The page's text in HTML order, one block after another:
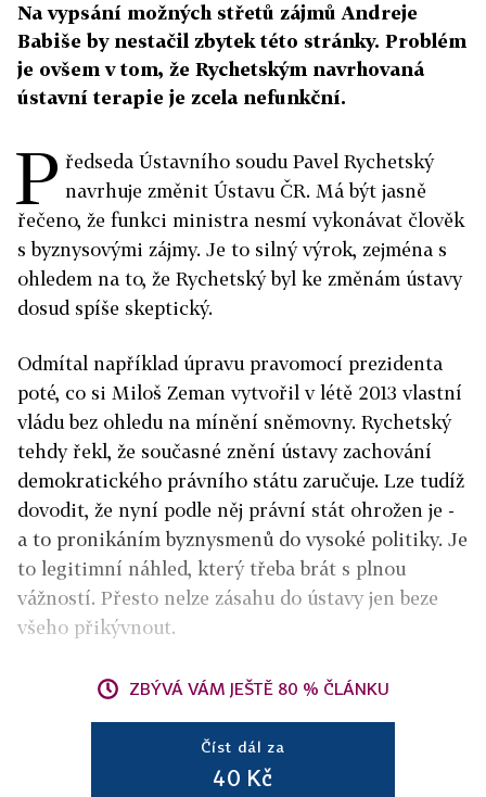
Na vypsání možných střetů zájmů Andreje
Babiše by nestačil zbytek této stránky. Problém
je ovšem v tom, že Rychetským navrhovaná
ústavní terapie je zcela nefunkční.
P ředseda Ústavního soudu Pavel Rychetský
navrhuje změnit Ústavu ČR. Má být jasně
řečeno, že funkci ministra nesmí vykonávat člověk
s byznysovými zájmy. Je to silný výrok, zejména s
ohledem na to, že Rychetský byl ke změnám ústavy
dosud spíše skeptický.
Odmítal například úpravu pravomocí prezidenta
poté, co si Miloš Zeman vytvořil v létě 2013 vlastní
vládu bez ohledu na mínění sněmovny. Rychetský
tehdy řekl, že současné znění ústavy zachování
demokratického právního státu zaručuje. Lze tudíž
dovodit, že nyní podle něj právní stát ohrožen je -
a to pronikáním byznysmenů do vysoké politiky. Je
to legitimní náhled, který třeba brát s plnou
vážností. Přesto nelze zásahu do ústavy jen beze
všeho přikývnout.
ZBÝVÁ VÁM JEŠTĚ 80 % ČLÁNKU
Číst dál za
40 Kč